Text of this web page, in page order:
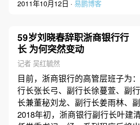
2011年10月12日 · 易鹏博客
59岁刘晓春辞职浙商银行行
长 为何突然变动
记者 吴红毓然
目前，浙商银行的高管层班子为
行长张长弓、副行长徐蔓萱、副
长兼董秘刘龙、副行长姜雨林、
2018年初，浙商银行副行长叶建